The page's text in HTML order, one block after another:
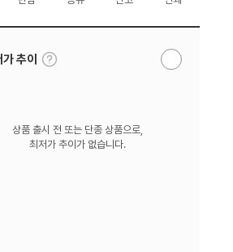
추이
툴
팁
알
상품 출시 전 또는 단종 상품으로,
최저가 추이가 없습니다.